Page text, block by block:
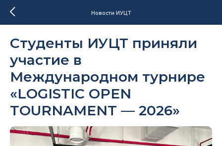
Новости ИУЦТ
Студенты ИУЦТ приняли
участие в
Международном турнире
«LOGISTIC OPEN
TOURNAMENT — 2026»